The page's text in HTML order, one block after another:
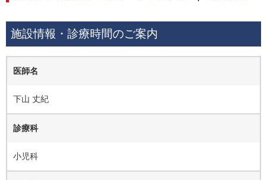
施設情報・診療時間のご案内
医師名
下山 丈紀
診療科
小児科